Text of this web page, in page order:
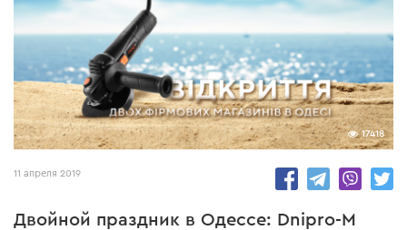
17418
11 апреля 2019
Двойной праздник в Одессе: Dnipro-M